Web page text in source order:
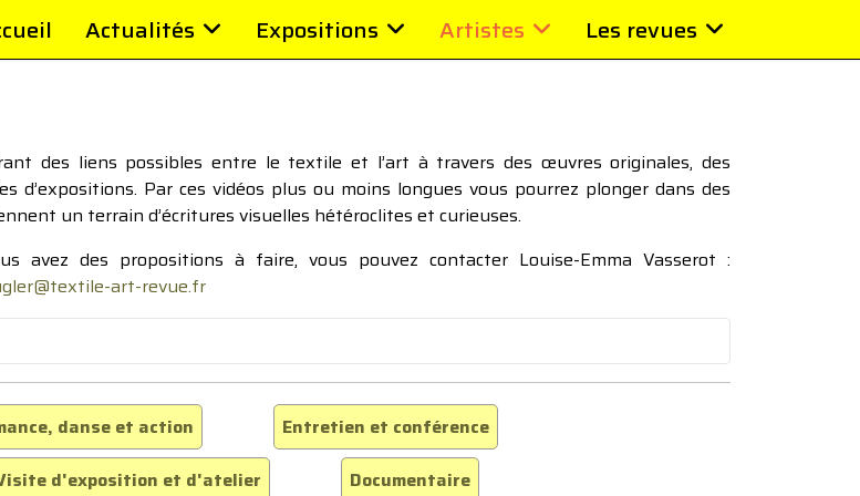
Actualités Expositions Artistes Les revues
des liens possibles entre le textile et l’art à travers des œuvres originales, des
Par ces vidéos plus ou moins longues vous pourrez plonger dans des
un terrain d’écritures visuelles hétéroclites et curieuses.
avez des propositions à faire, vous pouvez contacter Louise-Emma Vasserot :
art-revue.fr
danse et action
Entretien et conférence
d'exposition et d'atelier Documentaire